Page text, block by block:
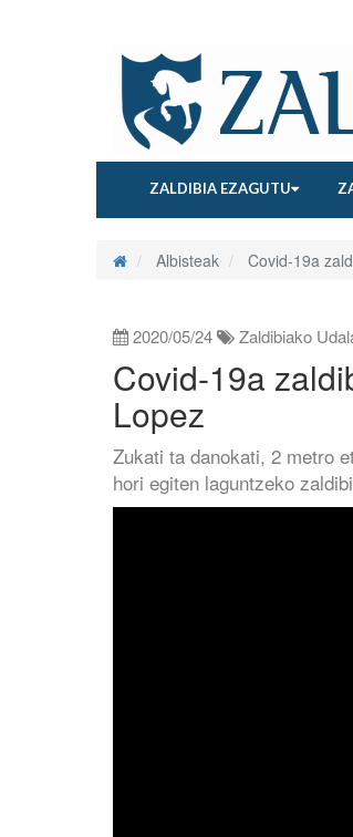
ZALDIBIA EZAGUTU
Albisteak Covid-19a
2020/05/24 Zaldibiako
Covid-19a
Lopez
Zukati ta danokati, 2 metro
hori egiten laguntzeko